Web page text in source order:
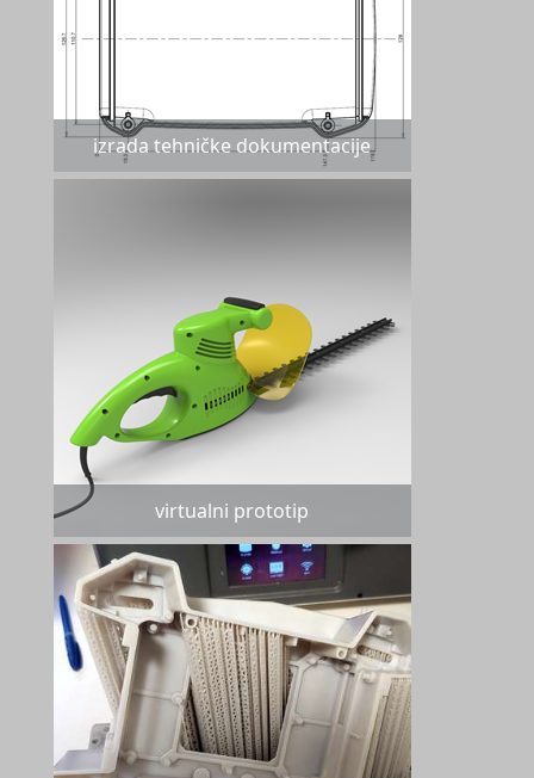
izrada tehničke dokumentacije
virtualni prototip